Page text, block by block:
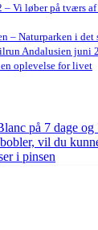
Vi løber på tværs
– Naturparken i det
Andalusien juni
oplevelse for livet
på 7 dage
vil du
i pinsen
og få tjekket
at løbe –